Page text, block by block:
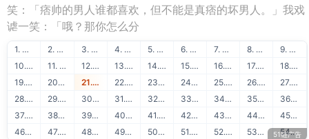
笑：「痞帅的男人谁都喜欢，但不能是真痞的坏男人。」我戏
谑一笑：「哦？那你怎么分
1. ★明星趣事★ 2. 51链友链交换 3. 51链流量联盟 4. 51学堂在线学习 5. 88API保单识别 6. 51链免费交换 7. 51学堂免费课程 8. 88API发票识别
9. 51链买卖友链
10. 51学堂编程教程
11. 88API身份证识别 12. 51链泛目录出租 13. 51学堂SEO教程 14. 88API银行卡识别 15. 51链网站出售 16. 51学堂建站教程 17. 88API名片识别
18. 51链广告联盟
19. 51学堂精品推荐
20. 88API营业执照识别 21. 51链出租广告位 22. 51链站长赚钱 23. 51学堂运营干货 24. 88API行驶证识别 25. 51链软文出售 26. 51链流量出售
27. 88API驾驶证识别
28. 51链图文广告
29. 51链购买友链 30. 88API车牌号识别 31. 51链免费换链 32. 51链网站目录 33. 88API车架号识别 34. 51链网站转让 35. 51链软文外链
36. 88API通用文本识别
37. 51链网站排行
38. 51链友链检测 39. 88API二维码识别 40. 51学堂Java教程 41. 51学堂Python教程 42. 88API快递地址解析 43. 51学堂Golang教程 44. 51学堂前端开发
45. 88API OCR识别
46. 51学堂AI人工智能
47. 51学堂云计算运维 48. 51学堂出售源码 49. 51学堂SVIP会员 50. 51学堂IT教程 51. 51学堂大数据 52. 51链友链交换 53. 51链流量联盟 54. 51学堂在线学习
51链广告